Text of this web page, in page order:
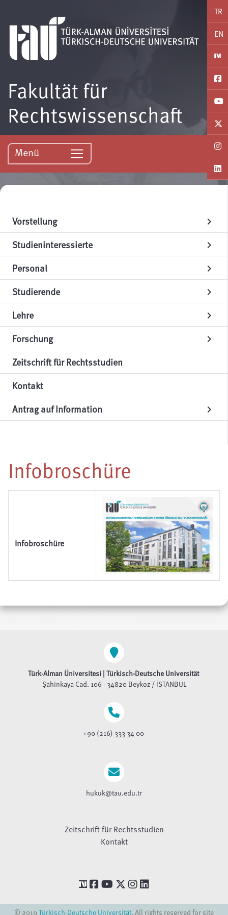
TR
EN
Fakultät für
Rechtswissenschaft
Menü
Vorstellung chevron_right
Studieninteressierte chevron_right
Personal chevron_right
Studierende chevron_right
Lehre chevron_right
Forschung chevron_right
Zeitschrift für Rechtsstudien
Kontakt
Antrag auf Information
chevron_right
Infobroschüre
Infobroschüre
Türk-Alman Üniversitesi | Türkisch-Deutsche Universität
Şahinkaya Cad. 106 - 34820 Beykoz / İSTANBUL
+90 (216) 333 34 00
hukuk@tau.edu.tr
Zeitschrift für Rechtsstudien
Kontakt
© 2019Türkisch-Deutsche Universität. All rights reserved for site